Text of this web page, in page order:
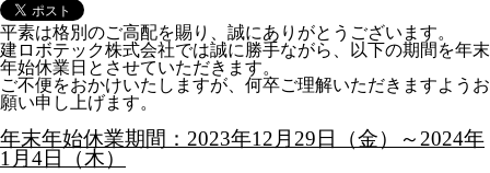
平素は格別のご高配を賜り、誠にありがとうございます。
建ロボテック株式会社では誠に勝手ながら、以下の期間を年末
年始休業日とさせていただきます。
ご不便をおかけいたしますが、何卒ご理解いただきますようお
願い申し上げます。
年末年始休業期間：2023年12月29日（金）～2024年
1月4日（木）